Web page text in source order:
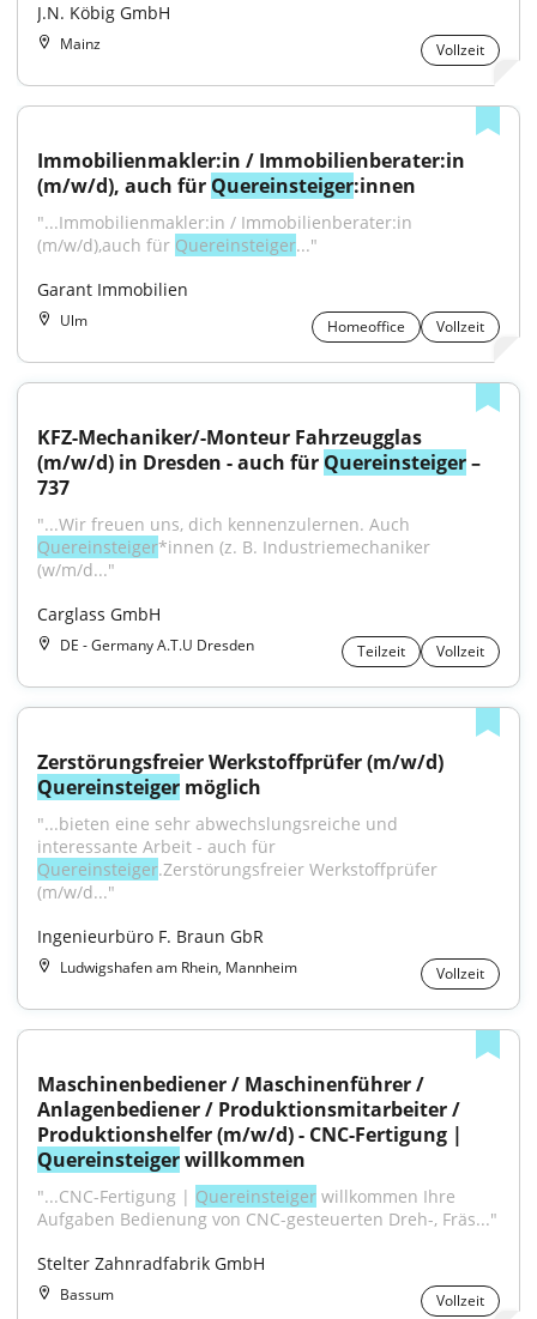
J.N. Köbig GmbH
Mainz Vollzeit
Immobilienmakler:in / Immobilienberater:in
(m/w/d), auch für Quereinsteiger:innen
"...Immobilienmakler:in / Immobilienberater:in
(m/w/d),auch für Quereinsteiger..."
Garant Immobilien
Ulm Homeoffice Vollzeit
KFZ-Mechaniker/-Monteur Fahrzeugglas
(m/w/d) in Dresden - auch für Quereinsteiger –
737
Quereinsteiger*innen (z. B. Industriemechaniker
(w/m/d..."
Carglass GmbH
DE - Germany A.T.U Dresden Teilzeit Vollzeit
Quereinsteiger möglich
"...bieten eine sehr abwechslungsreiche und
Quereinsteiger.Zerstörungsfreier Werkstoffprüfer
(m/w/d..."
Ingenieurbüro F. Braun GbR
Ludwigshafen am Rhein, Mannheim Vollzeit
Maschinenbediener / Maschinenführer /
Anlagenbediener / Produktionsmitarbeiter /
Quereinsteiger willkommen
"...CNC-Fertigung | Quereinsteiger willkommen Ihre
Aufgaben Bedienung von CNC-gesteuerten Dreh-, Fräs..."
Stelter Zahnradfabrik GmbH
Bassum Vollzeit